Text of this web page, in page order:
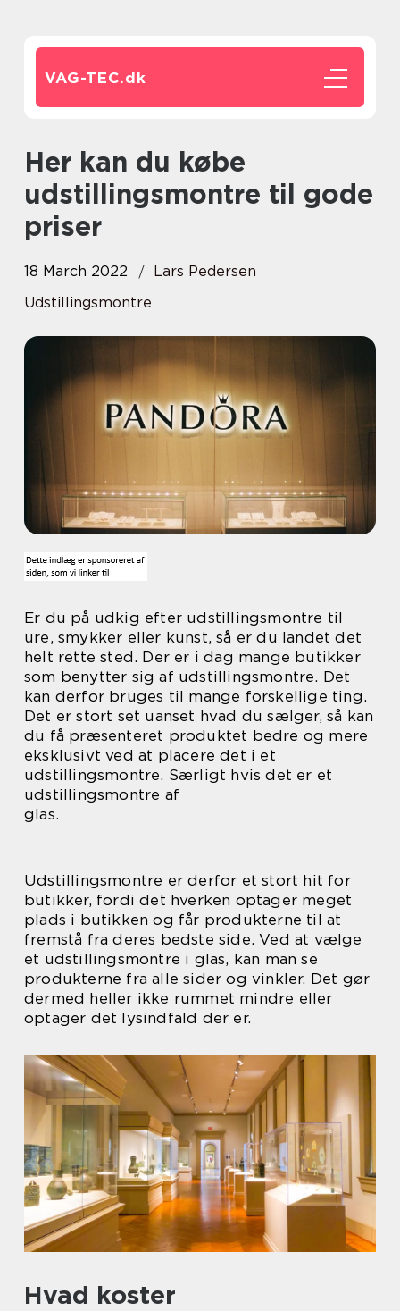
VAG-TEC.dk
Her kan du købe
udstillingsmontre til gode
priser
18 March 2022
Lars Pedersen
Udstillingsmontre
Er du på udkig efter udstillingsmontre til
ure, smykker eller kunst, så er du landet det
helt rette sted. Der er i dag mange butikker
som benytter sig af udstillingsmontre. Det
kan derfor bruges til mange forskellige ting.
Det er stort set uanset hvad du sælger, så kan
du få præsenteret produktet bedre og mere
eksklusivt ved at placere det i et
udstillingsmontre. Særligt hvis det er et
udstillingsmontre af
glas.
Udstillingsmontre er derfor et stort hit for
butikker, fordi det hverken optager meget
plads i butikken og får produkterne til at
fremstå fra deres bedste side. Ved at vælge
et udstillingsmontre i glas, kan man se
produkterne fra alle sider og vinkler. Det gør
dermed heller ikke rummet mindre eller
optager det lysindfald der er.
Hvad koster